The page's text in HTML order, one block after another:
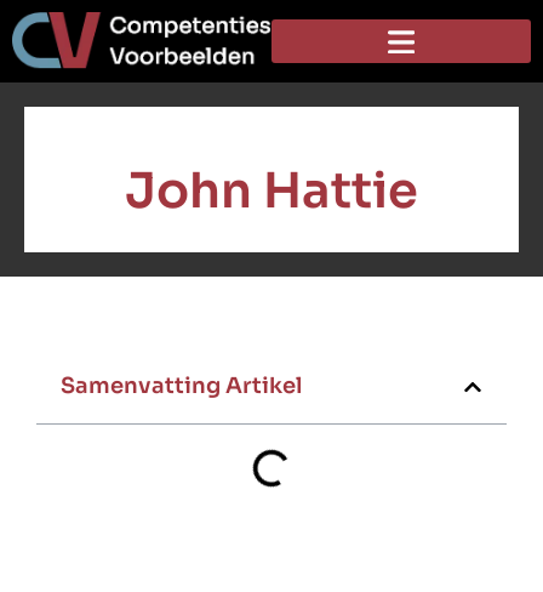
John Hattie
Samenvatting Artikel